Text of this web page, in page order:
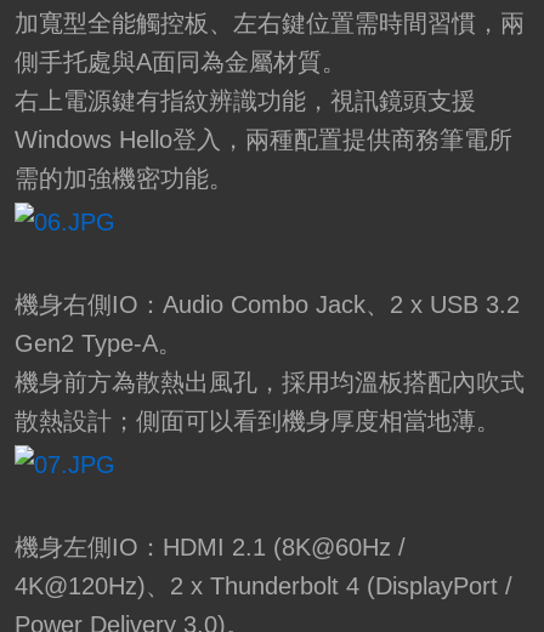
加寬型全能觸控板、左右鍵位置需時間習慣，兩
側手托處與A面同為金屬材質。
右上電源鍵有指紋辨識功能，視訊鏡頭支援
Windows Hello登入，兩種配置提供商務筆電所
需的加強機密功能。
機身右側IO：Audio Combo Jack、2 x USB 3.2
Gen2 Type-A。
機身前方為散熱出風孔，採用均溫板搭配內吹式
散熱設計；側面可以看到機身厚度相當地薄。
機身左側IO：HDMI 2.1 (8K@60Hz /
4K@120Hz)、2 x Thunderbolt 4 (DisplayPort /
Power Delivery 3.0)。